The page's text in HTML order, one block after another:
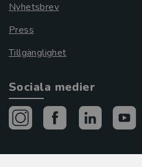
Nyhetsbrev
Press
Tillgänglighet
Sociala medier